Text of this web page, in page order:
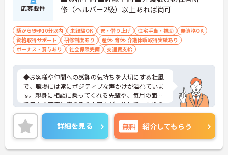
応募要件
修（ヘルパー2級）以上あれば尚可
駅から徒歩10分以内 未経験OK 寮・借り上げ 住宅手当・補助
無資格OK
資格取得サポート
研修制度あり
産休･育休･介護休暇取得実績あり
ボーナス・賞与あり
社会保険完備 交通費支給
◆お客様や仲間への感謝の気持ちを大切にする社風
で、職場には常にポジティブな声かけが溢れていま
す。親身に相談に乗ってくれる先輩や、毎月の面談
で日々の不安に寄り添う上司など、決して一人きり
にさせないフォロー体制が万全。心理的安全性が高
く、中途入社でも自然と馴染める職場です。
◆無資格からでもプロフェッショナルを目指せる
「資格取得支援制度」を完備しています。初任者研
修から国家資格である介護福祉士まで、現場での実
詳細を見る 無料 紹介してもらう